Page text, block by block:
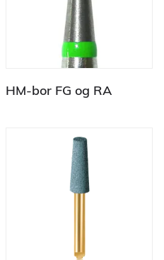
HM-bor FG og RA